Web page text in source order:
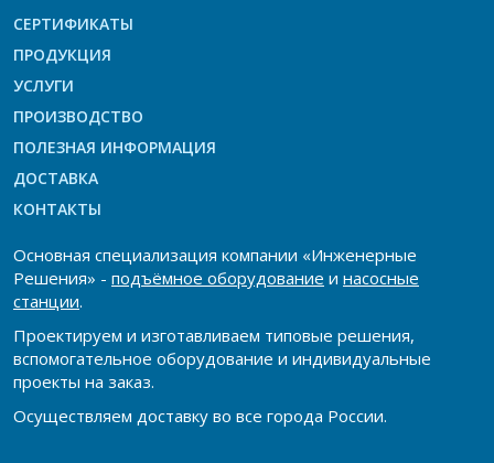
СЕРТИФИКАТЫ
ПРОДУКЦИЯ
УСЛУГИ
ПРОИЗВОДСТВО
ПОЛЕЗНАЯ ИНФОРМАЦИЯ
ДОСТАВКА
КОНТАКТЫ
Основная специализация компании «Инженерные
Решения» - подъёмное оборудование и насосные
станции.
Проектируем и изготавливаем типовые решения,
вспомогательное оборудование и индивидуальные
проекты на заказ.
Осуществляем доставку во все города России.